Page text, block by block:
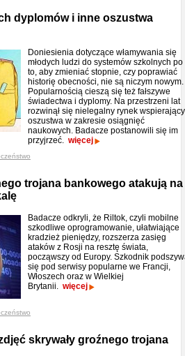
dyplomów i inne oszustwa
Doniesienia dotyczące włamywania się
młodych ludzi do systemów szkolnych po
to, aby zmieniać stopnie, czy poprawiać
historię obecności, nie są niczym nowym.
Popularnością cieszą się też fałszywe
świadectwa i dyplomy. Na przestrzeni lat
rozwinął się nielegalny rynek wspierający
oszustwa w zakresie osiągnięć
naukowych. Badacze postanowili się im
przyjrzeć. więcej
trojana bankowego atakują na
Badacze odkryli, że Riltok, czyli mobilne
szkodliwe oprogramowanie, ułatwiające
kradzież pieniędzy, rozszerza zasięg
ataków z Rosji na resztę świata,
począwszy od Europy. Szkodnik
się pod serwisy popularne we Francji,
Włoszech oraz w Wielkiej
Brytanii. więcej
skrywały groźnego trojana